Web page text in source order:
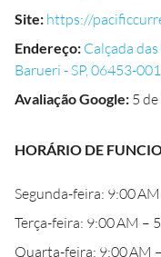
Site: https://
Endereço: Calçada
Barueri - SP, 06453-
Avaliação Google: 5
HORÁRIO DE
Segunda-feira: 9:00
Terça-feira: 9:00 AM –
Quarta-feira: 9:00 AM